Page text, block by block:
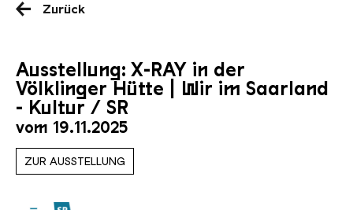
Zurück
Ausstellung: X-RAY in der
Völklinger Hütte | Wir im Saarland
- Kultur / SR
vom 19.11.2025
ZUR AUSSTELLUNG